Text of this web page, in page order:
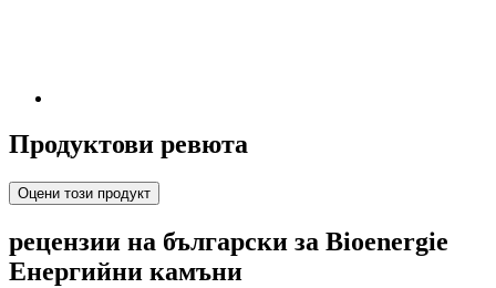
Продуктови ревюта
Оцени този продукт
рецензии на български за Bioenergie
Енергийни камъни